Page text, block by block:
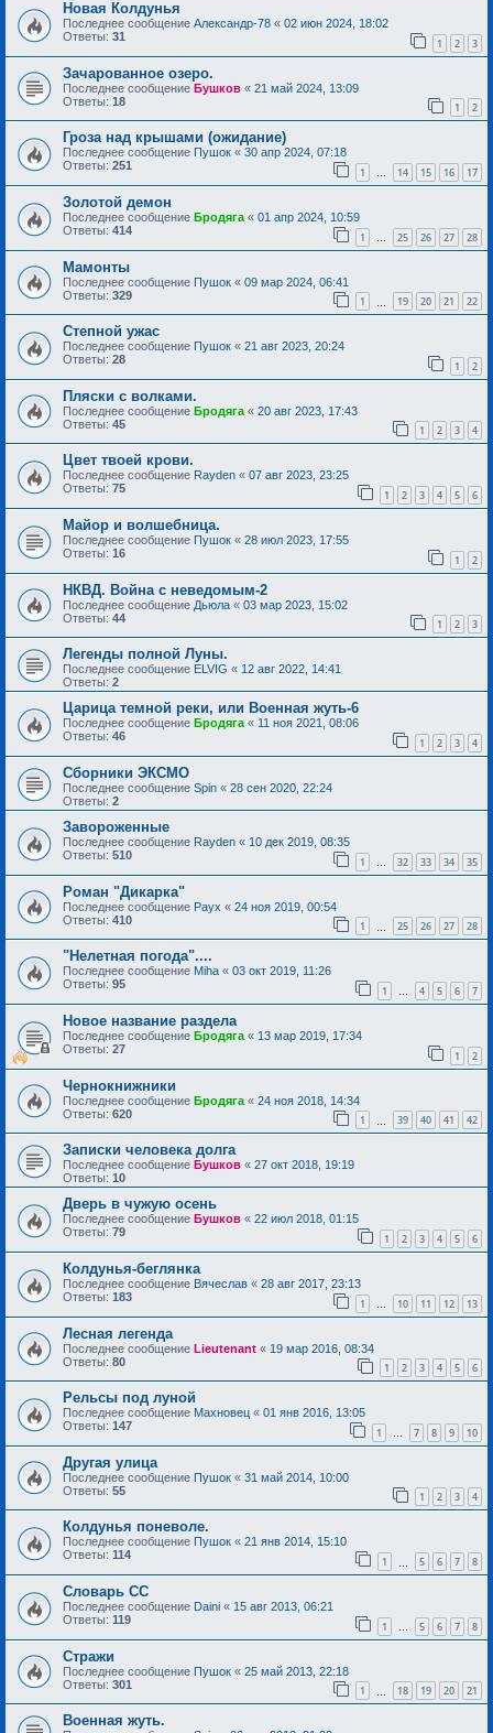
Новая Колдунья
Последнее сообщение Александр-78 « 02 июн 2024, 18:02
Ответы: 31 1 2 3
Зачарованное озеро.
Последнее сообщение Бушков « 21 май 2024, 13:09
Ответы: 18 1 2
Гроза над крышами (ожидание)
Последнее сообщение Пушок « 30 апр 2024, 07:18
Ответы: 251 1 … 14 15 16 17
Золотой демон
Последнее сообщение Бродяга « 01 апр 2024, 10:59
Ответы: 414 1 25 26 27 28
Мамонты
Последнее сообщение Пушок « 09 мар 2024, 06:41
Ответы: 329 1 19 20 21 22
Степной ужас
Последнее сообщение Пушок « 21 авг 2023, 20:24
Ответы: 28 1 2
Пляски с волками.
Последнее сообщение Бродяга « 20 авг 2023, 17:43
Ответы: 45 1 2 3 4
Цвет твоей крови.
Последнее сообщение Rayden « 07 авг 2023, 23:25
Ответы: 75 1 2 3 4 5 6
Майор и волшебница.
Последнее сообщение Пушок « 28 июл 2023, 17:55
Ответы: 16 1 2
НКВД. Война с неведомым-2
Последнее сообщение Дьюла « 03 мар 2023, 15:02
Ответы: 44 1 2 3
Легенды полной Луны.
Последнее сообщение ELVIG « 12 авг 2022, 14:41
Ответы: 2
Царица темной реки, или Военная жуть-6
Последнее сообщение Бродяга « 11 ноя 2021, 08:06
Ответы: 46 1 2 3 4
Сборники ЭКСМО
Последнее сообщение Spin « 28 сен 2020, 22:24
Ответы: 2
Завороженные
Последнее сообщение Rayden « 10 дек 2019, 08:35
Ответы: 510 1 … 32 33 34 35
Роман "Дикарка"
Последнее сообщение Раух « 24 ноя 2019, 00:54
Ответы: 410 1 25 26 27 28
"Нелетная погода"....
Последнее сообщение Miha « 03 окт 2019, 11:26
Ответы: 95 1 … 4 5 6 7
Новое название раздела
Последнее сообщение Бродяга « 13 мар 2019, 17:34
Ответы: 27 1 2
Чернокнижники
Последнее сообщение Бродяга « 24 ноя 2018, 14:34
Ответы: 620 1 39 40 41 42
Записки человека долга
Последнее сообщение Бушков « 27 окт 2018, 19:19
Ответы: 10
Дверь в чужую осень
Последнее сообщение Бушков « 22 июл 2018, 01:15
Ответы: 79 1 2 3 4 5 6
Колдунья-беглянка
Последнее сообщение Вячеслав « 28 авг 2017, 23:13
Ответы: 183 1 10 11 12 13
Лесная легенда
Последнее сообщение Lieutenant « 19 мар 2016, 08:34
Ответы: 80 1 2 3 4 5 6
Рельсы под луной
Последнее сообщение Махновец « 01 янв 2016, 13:05
Ответы: 147 1 … 7 8 9 10
Другая улица
Последнее сообщение Пушок « 31 май 2014, 10:00
Ответы: 55 1 2 3 4
Колдунья поневоле.
Последнее сообщение Пушок « 21 янв 2014, 15:10
Ответы: 114 1 5 6 7 8
Словарь СС
Последнее сообщение Daini « 15 авг 2013, 06:21
Ответы: 119 1 … 5 6 7 8
Стражи
Последнее сообщение Пушок « 25 май 2013, 22:18
Ответы: 301 1 18 19 20 21
Военная жуть.